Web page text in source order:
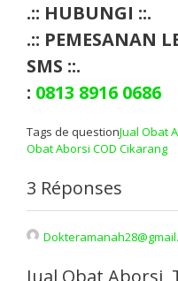
.:: HUBUNGI ::.
.:: PEMESANAN
SMS ::.
: 0813 8916 0686
Tags de questionJual Obat
Obat Aborsi COD Cikarang
3 Réponses
Jual Obat Aborsi,